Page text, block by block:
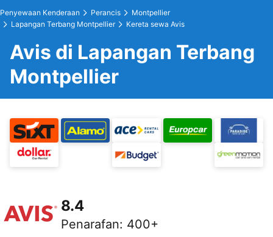
Penyewaan Kenderaan Perancis
Montpellier
Lapangan Terbang Montpellier
Kereta sewa Avis
Avis di Lapangan Terbang
Montpellier
8.4
Penarafan: 400+